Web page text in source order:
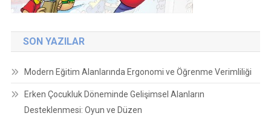
SON YAZILAR
Modern Eğitim Alanlarında Ergonomi ve Öğrenme Verimliliği
Erken Çocukluk Döneminde Gelişimsel Alanların
Desteklenmesi: Oyun ve Düzen